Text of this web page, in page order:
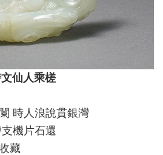
仙人乘槎
時人浪說貫銀灣
機片石還
藏